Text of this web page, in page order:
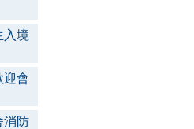
入境
迎會
消防